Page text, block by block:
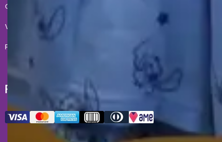
Quero revender
Vendas corporativas
Políticas de Privacidade
Formas de Pagamento
Troca e devoluções
FORMAS DE PAGAMENTO